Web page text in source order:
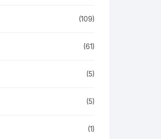
(109)
(61)
(5)
(5)
(1)